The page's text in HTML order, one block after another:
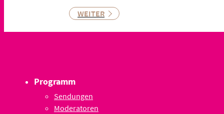
WEITER
Programm
Sendungen
Moderatoren